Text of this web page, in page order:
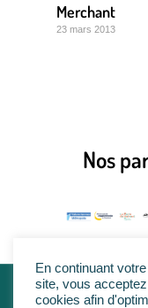
Merchant
23 mars 2013
Nos
En continuant
site, vous acceptez
cookies afin